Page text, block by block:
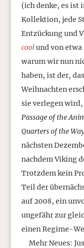
(ich denke, es ist
Kollektion, jede
Entzückung und
coolund von etwa
warum wir nun
haben, ist der,
Weihnachten
sie verlegen
Passage of the
Quarters of the
nächsten
nachdem Viking
Trotzdem kein
Teil der
auf 2008, ein
ungefähr zur
einen Regime-
Mehr Neues: